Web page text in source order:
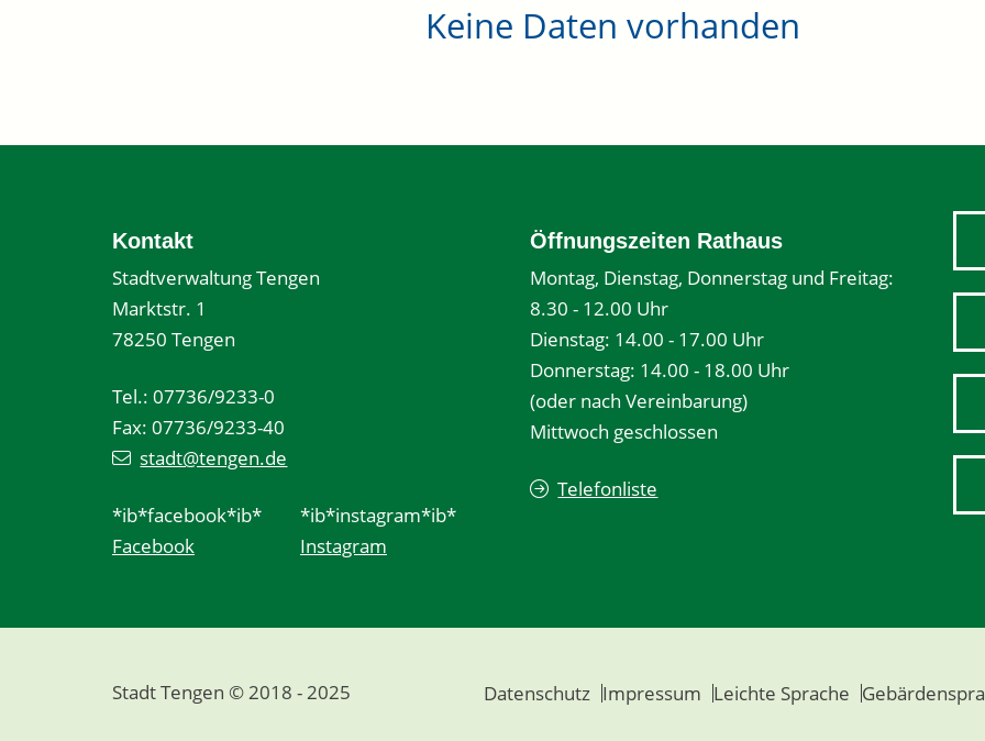
Keine Daten vorhanden
Kontakt
Stadtverwaltung Tengen
Marktstr. 1
78250 Tengen
Tel.: 07736/9233-0
Fax: 07736/9233-40
stadt@tengen.de
*ib*facebook*ib*
Facebook
*ib*instagram*ib*
Instagram
Öffnungszeiten Rathaus
Montag, Dienstag, Donnerstag und Freitag:
8.30 - 12.00 Uhr
Dienstag: 14.00 - 17.00 Uhr
Donnerstag: 14.00 - 18.00 Uhr
(oder nach Vereinbarung)
Mittwoch geschlossen
Telefonliste
Stadt Tengen © 2018 - 2025 Datenschutz Impressum Leichte Sprache